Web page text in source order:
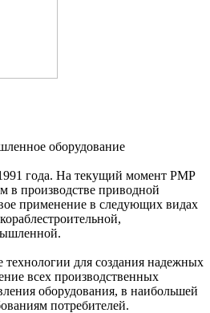
оборудование
года. На текущий момент PMP
в производстве приводной
применение в следующих видах
для создания надежных
всех производственных
оборудования, в наибольшей
потребителей.